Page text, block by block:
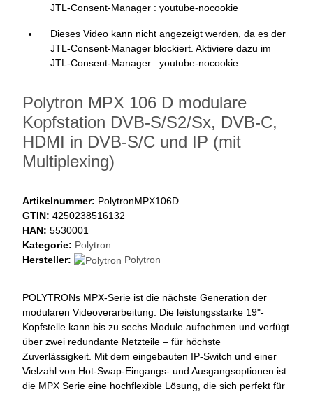
JTL-Consent-Manager : youtube-nocookie
Dieses Video kann nicht angezeigt werden, da es der
JTL-Consent-Manager blockiert. Aktiviere dazu im
JTL-Consent-Manager : youtube-nocookie
Polytron MPX 106 D modulare
Kopfstation DVB-S/S2/Sx, DVB-C,
HDMI in DVB-S/C und IP (mit
Multiplexing)
Artikelnummer: PolytronMPX106D
GTIN: 4250238516132
HAN: 5530001
Kategorie: Polytron
Hersteller:
Polytron
POLYTRONs MPX-Serie ist die nächste Generation der
modularen Videoverarbeitung. Die leistungsstarke 19"-
Kopfstelle kann bis zu sechs Module aufnehmen und verfügt
über zwei redundante Netzteile – für höchste
Zuverlässigkeit. Mit dem eingebauten IP-Switch und einer
Vielzahl von Hot-Swap-Eingangs- und Ausgangsoptionen ist
die MPX Serie eine hochflexible Lösung, die sich perfekt für